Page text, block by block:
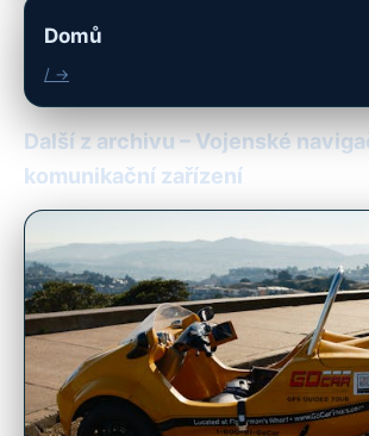
Domů
/ →
Další z archivu – Vojenské
komunikační zařízení